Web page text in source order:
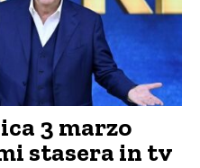
3 marzo
stasera in tv